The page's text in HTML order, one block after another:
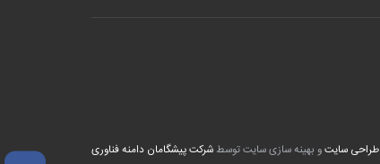
طراحی سایتو بهینه سازی سایت توسط شرکت پیشگامان دامنه فناوری